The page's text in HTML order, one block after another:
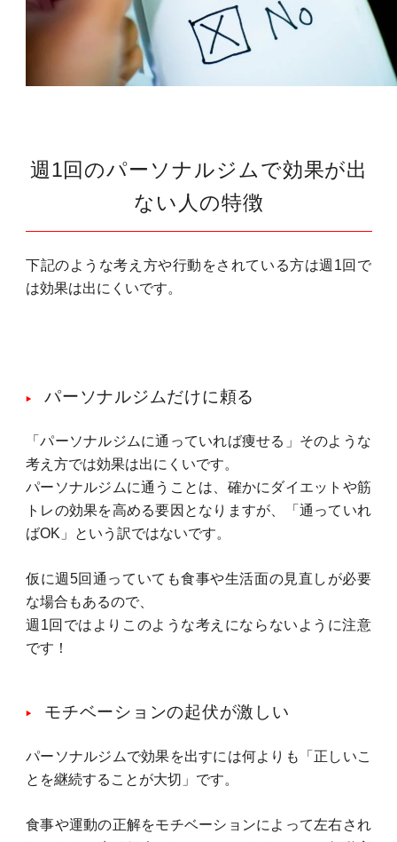
週1回のパーソナルジムで効果が出
ない人の特徴
下記のような考え方や行動をされている方は週1回で
は効果は出にくいです。
パーソナルジムだけに頼る
「パーソナルジムに通っていれば痩せる」そのような
考え方では効果は出にくいです。
パーソナルジムに通うことは、確かにダイエットや筋
トレの効果を高める要因となりますが、「通っていれ
ばOK」という訳ではないです。
仮に週5回通っていても食事や生活面の見直しが必要
な場合もあるので、
週1回ではよりこのような考えにならないように注意
です！
モチベーションの起伏が激しい
パーソナルジムで効果を出すには何よりも「正しいこ
とを継続することが大切」です。
食事や運動の正解をモチベーションによって左右され